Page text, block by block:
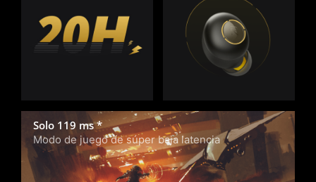
Solo 119 ms *
Modo de juego de súper baja latencia